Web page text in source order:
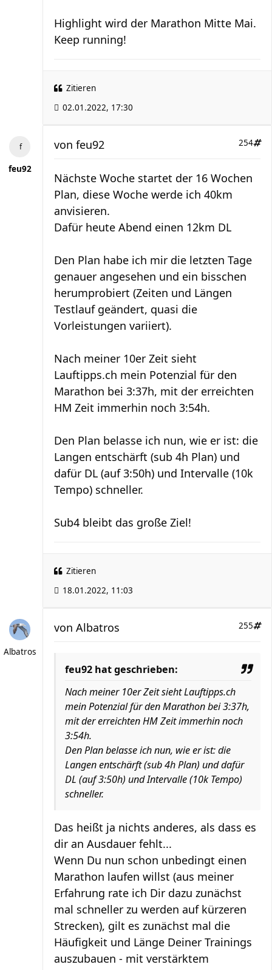
Highlight wird der Marathon Mitte Mai.
Keep running!
Zitieren
02.01.2022, 17:30
feu92
254
von feu92
Nächste Woche startet der 16 Wochen
Plan, diese Woche werde ich 40km
anvisieren.
Dafür heute Abend einen 12km DL
Den Plan habe ich mir die letzten Tage
genauer angesehen und ein bisschen
herumprobiert (Zeiten und Längen
Testlauf geändert, quasi die
Vorleistungen variiert).
Nach meiner 10er Zeit sieht
Lauftipps.ch mein Potenzial für den
Marathon bei 3:37h, mit der erreichten
HM Zeit immerhin noch 3:54h.
Den Plan belasse ich nun, wie er ist: die
Langen entschärft (sub 4h Plan) und
dafür DL (auf 3:50h) und Intervalle (10k
Tempo) schneller.
Sub4 bleibt das große Ziel!
Zitieren
18.01.2022, 11:03
Albatros
255
von Albatros
feu92 hat geschrieben:
Nach meiner 10er Zeit sieht Lauftipps.ch
mein Potenzial für den Marathon bei 3:37h,
mit der erreichten HM Zeit immerhin noch
3:54h.
Den Plan belasse ich nun, wie er ist: die
Langen entschärft (sub 4h Plan) und dafür
DL (auf 3:50h) und Intervalle (10k Tempo)
schneller.
Das heißt ja nichts anderes, als dass es
dir an Ausdauer fehlt...
Wenn Du nun schon unbedingt einen
Marathon laufen willst (aus meiner
Erfahrung rate ich Dir dazu zunächst
mal schneller zu werden auf kürzeren
Strecken), gilt es zunächst mal die
Häufigkeit und Länge Deiner Trainings
auszubauen - mit verstärktem